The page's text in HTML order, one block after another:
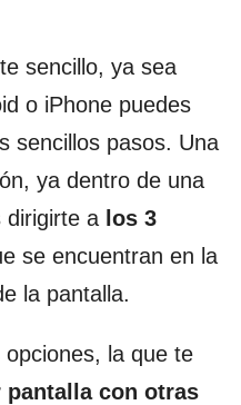
sencillo, ya sea
o iPhone puedes
sencillos pasos. Una
ya dentro de una
dirigirte a los 3
se encuentran en la
la pantalla.
la que te
con otras